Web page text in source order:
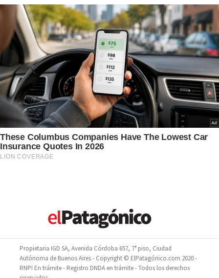
Propietaria IGD SA, Avenida Córdoba 657, 7° piso, Ciudad
Autónoma de Buenos Aires - Copyright © ElPatagónico.com 2020 -
RNPI En trámite - Registro DNDA en trámite - Todos los derechos